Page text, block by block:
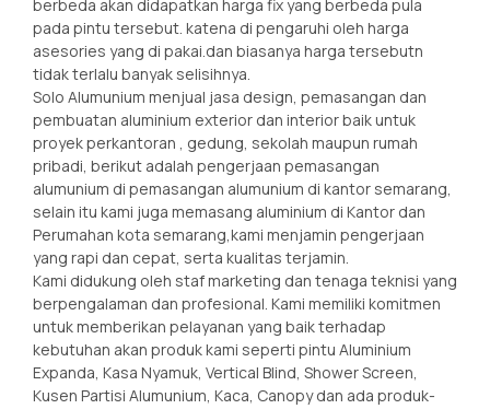
berbeda akan didapatkan harga fix yang berbeda pula
pada pintu tersebut. katena di pengaruhi oleh harga
asesories yang di pakai.dan biasanya harga tersebutn
tidak terlalu banyak selisihnya.
Solo Alumunium menjual jasa design, pemasangan dan
pembuatan aluminium exterior dan interior baik untuk
proyek perkantoran , gedung, sekolah maupun rumah
pribadi, berikut adalah pengerjaan pemasangan
alumunium di pemasangan alumunium di kantor semarang,
selain itu kami juga memasang aluminium di Kantor dan
Perumahan kota semarang,kami menjamin pengerjaan
yang rapi dan cepat, serta kualitas terjamin.
Kami didukung oleh staf marketing dan tenaga teknisi yang
berpengalaman dan profesional. Kami memiliki komitmen
untuk memberikan pelayanan yang baik terhadap
kebutuhan akan produk kami seperti pintu Aluminium
Expanda, Kasa Nyamuk, Vertical Blind, Shower Screen,
Kusen Partisi Alumunium, Kaca, Canopy dan ada produk-